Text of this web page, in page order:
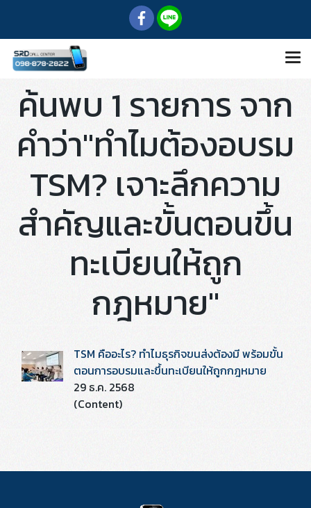
ค้นพบ 1 รายการ จาก
คำว่า"ทำไมต้องอบรม
TSM? เจาะลึกความ
สำคัญและขั้นตอนขึ้น
ทะเบียนให้ถูก
กฎหมาย"
TSM คืออะไร? ทำไมธุรกิจขนส่งต้องมี พร้อมขั้น
ตอนการอบรมและขึ้นทะเบียนให้ถูกกฎหมาย
29 ธ.ค. 2568
(Content)